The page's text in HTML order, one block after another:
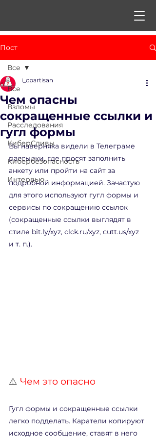
Пост
Все
Взломы
Расследования
КиберСливы
Кибербезопасность
Интервью
Все
Чем опасны
сокращенные ссылки и
гугл формы
i_cpartisan
Вы наверняка видели в Телеграме
рассылки, где просят заполнить
анкету или пройти на сайт за
подробной информацией. Зачастую
для этого используют гугл формы и
сервисы по сокращению ссылок
(сокращенные ссылки выглядят в
стиле bit.ly/xyz, clck.ru/xyz, cutt.us/xyz
и т. п.).
⚠️ Чем это опасно
Гугл формы и сокращенные ссылки
легко подделать. Каратели копируют
исходное сообщение, ставят в него